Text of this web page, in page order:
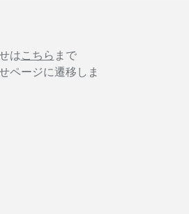
はこちら まで
ページに遷移しま